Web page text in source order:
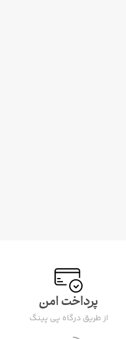
پرداخت امن
از طریق درگاه پی پینگ